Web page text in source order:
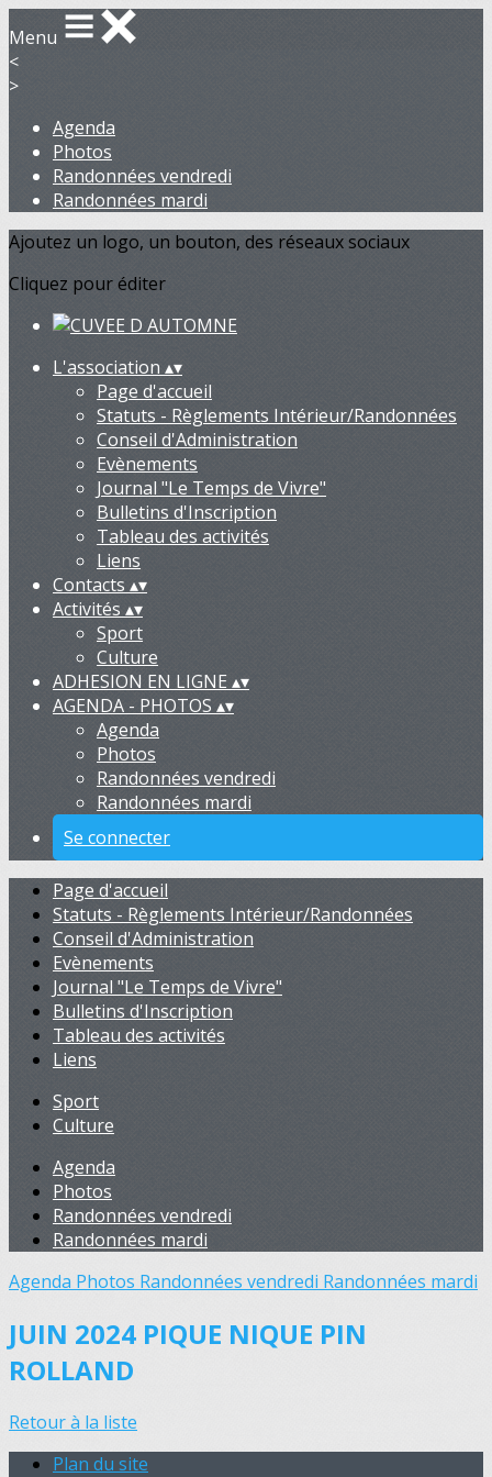
Menu
<
>
Agenda
Photos
Randonnées vendredi
Randonnées mardi
Ajoutez un logo, un bouton, des réseaux sociaux
Cliquez pour éditer
L'association ▴▾
Page d'accueil
Statuts - Règlements Intérieur/Randonnées
Conseil d'Administration
Evènements
Journal "Le Temps de Vivre"
Bulletins d'Inscription
Tableau des activités
Liens
Contacts ▴▾
Activités ▴▾
Sport
Culture
ADHESION EN LIGNE▴▾
AGENDA - PHOTOS ▴▾
Agenda
Photos
Randonnées vendredi
Randonnées mardi
Se connecter
Page d'accueil
Statuts - Règlements Intérieur/Randonnées
Conseil d'Administration
Evènements
Journal "Le Temps de Vivre"
Bulletins d'Inscription
Tableau des activités
Liens
Sport
Culture
Agenda
Photos
Randonnées vendredi
Randonnées mardi
Agenda Photos Randonnées vendredi Randonnées mardi
JUIN 2024 PIQUE NIQUE PIN
ROLLAND
Retour à la liste
Plan du site